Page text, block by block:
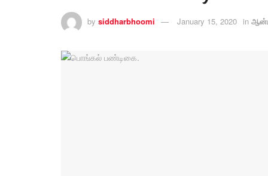
by siddharbhoomi January 15, 2020 in